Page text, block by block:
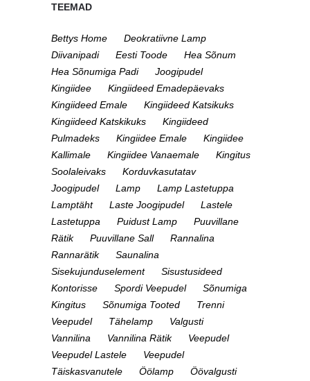
TEEMAD
Bettys Home
Deokratiivne Lamp
Diivanipadi
Eesti Toode
Hea Sõnum
Hea Sõnumiga Padi
Joogipudel
Kingiidee
Kingiideed Emadepäevaks
Kingiideed Emale
Kingiideed Katsikuks
Kingiideed Katskikuks
Kingiideed
Pulmadeks
Kingiidee Emale
Kingiidee
Kallimale
Kingiidee Vanaemale
Kingitus
Soolaleivaks
Korduvkasutatav
Joogipudel
Lamp
Lamp Lastetuppa
Lamptäht
Laste Joogipudel
Lastele
Lastetuppa
Puidust Lamp
Puuvillane
Rätik
Puuvillane Sall
Rannalina
Rannarätik
Saunalina
Sisekujunduselement
Sisustusideed
Kontorisse
Spordi Veepudel
Sõnumiga
Kingitus
Sõnumiga Tooted
Trenni
Veepudel
Tähelamp
Valgusti
Vannilina
Vannilina Rätik
Veepudel
Veepudel Lastele
Veepudel
Täiskasvanutele
Öölamp Öövalgusti